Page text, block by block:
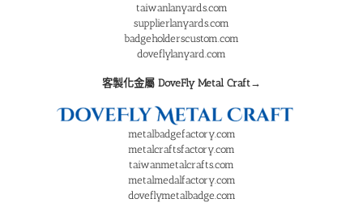
taiwanlanyards.com
supplierlanyards.com
badgeholderscustom.com
doveflylanyard.com
客製化金屬 DoveFly Metal Craft→
metalbadgefactory.com
metalcraftsfactory.com
taiwanmetalcrafts.com
metalmedalfactory.com
doveflymetalbadge.com